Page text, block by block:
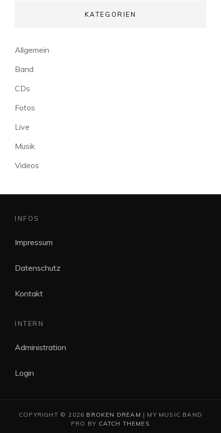
KATEGORIEN
Allgemein
Band
CDs
Fotos
Live
Musik
Videos
INFOS
Impressum
Datenschutz
Kontakt
INTERN
Administration
Login
COPYRIGHT © 2026 BROKEN DREAM | MY MUSIC BAND
PRO BY CATCH THEMES